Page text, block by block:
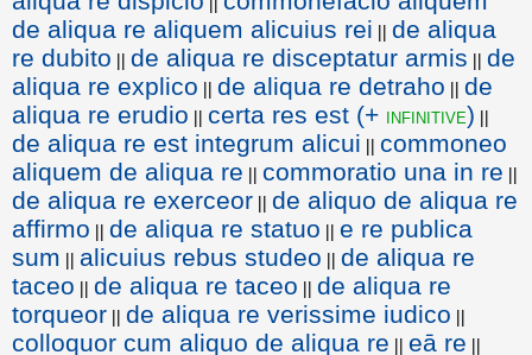
de aliqua re aliquem alicuius rei || de aliqua
re dubito || de aliqua re disceptatur armis || de
aliqua re explico || de aliqua re detraho || de
aliqua re erudio || certa res est (+ infinitive) ||
de aliqua re est integrum alicui || commoneo
aliquem de aliqua re || commoratio una in re ||
de aliqua re exerceor || de aliquo de aliqua re
affirmo || de aliqua re statuo || e re publica
sum || alicuius rebus studeo || de aliqua re
taceo || de aliqua re taceo || de aliqua re
torqueor || de aliqua re verissime iudico ||
colloquor cum aliquo de aliqua re || eā re ||